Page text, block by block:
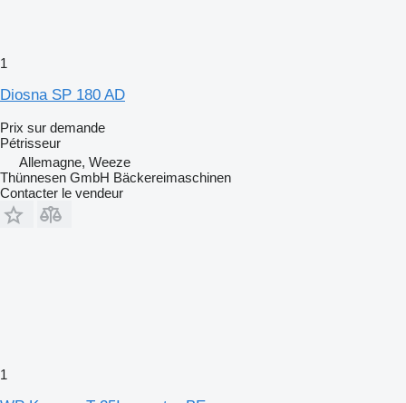
1
Diosna SP 180 AD
Prix sur demande
Pétrisseur
Allemagne, Weeze
Thünnesen GmbH Bäckereimaschinen
Contacter le vendeur
1